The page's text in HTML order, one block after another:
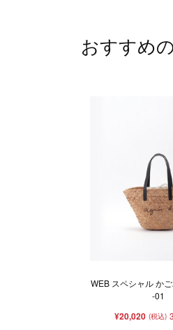
おすすめ
WEB スペシャル か
-01
¥20,020 (税込)